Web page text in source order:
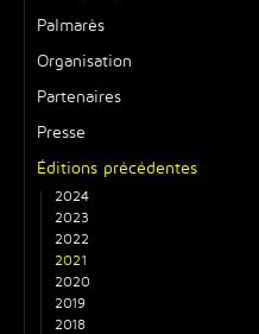
Palmarès
Organisation
Partenaires
Presse
Éditions précédentes
2024
2023
2022
2021
2020
2019
2018